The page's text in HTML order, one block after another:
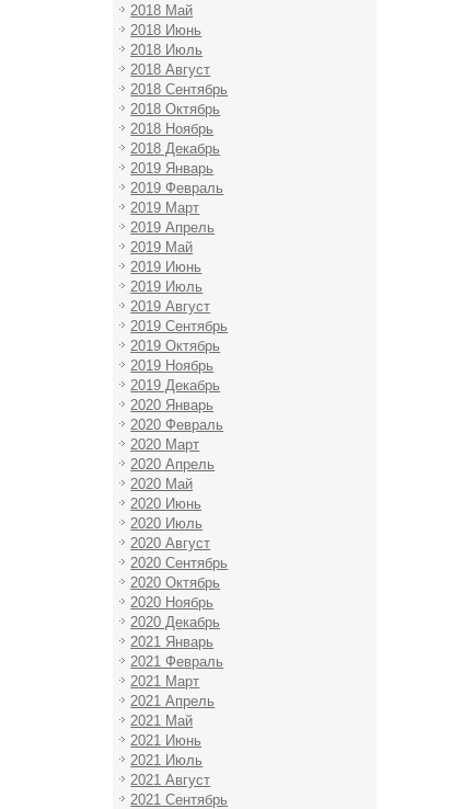
2018 Май
2018 Июнь
2018 Июль
2018 Август
2018 Сентябрь
2018 Октябрь
2018 Ноябрь
2018 Декабрь
2019 Январь
2019 Февраль
2019 Март
2019 Апрель
2019 Май
2019 Июнь
2019 Июль
2019 Август
2019 Сентябрь
2019 Октябрь
2019 Ноябрь
2019 Декабрь
2020 Январь
2020 Февраль
2020 Март
2020 Апрель
2020 Май
2020 Июнь
2020 Июль
2020 Август
2020 Сентябрь
2020 Октябрь
2020 Ноябрь
2020 Декабрь
2021 Январь
2021 Февраль
2021 Март
2021 Апрель
2021 Май
2021 Июнь
2021 Июль
2021 Август
2021 Сентябрь